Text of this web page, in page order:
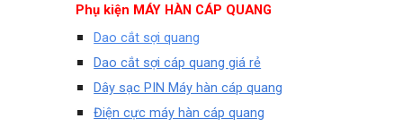
Phụ kiện MÁY HÀN CÁP QUANG
Dao cắt sợi quang
Dao cắt sợi cáp quang giá rẻ
Dây sạc PIN Máy hàn cáp quang
Điện cực máy hàn cáp quang